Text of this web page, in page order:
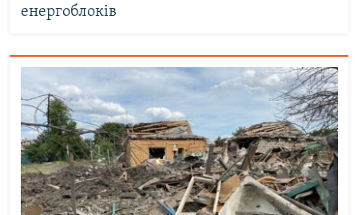
енергоблоків